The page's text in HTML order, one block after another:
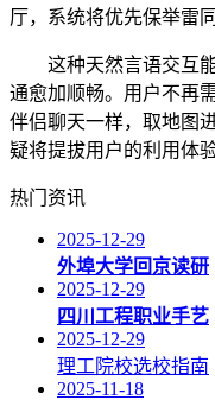
厅，系统将优先保举雷
这种天然言语交互能
通愈加顺畅。用户不再
伴侣聊天一样，取地图
疑将提拔用户的利用体验
热门资讯
2025-12-29
外埠大学回京读研
2025-12-29
四川工程职业手艺
2025-12-29
理工院校选校指南
2025-11-18